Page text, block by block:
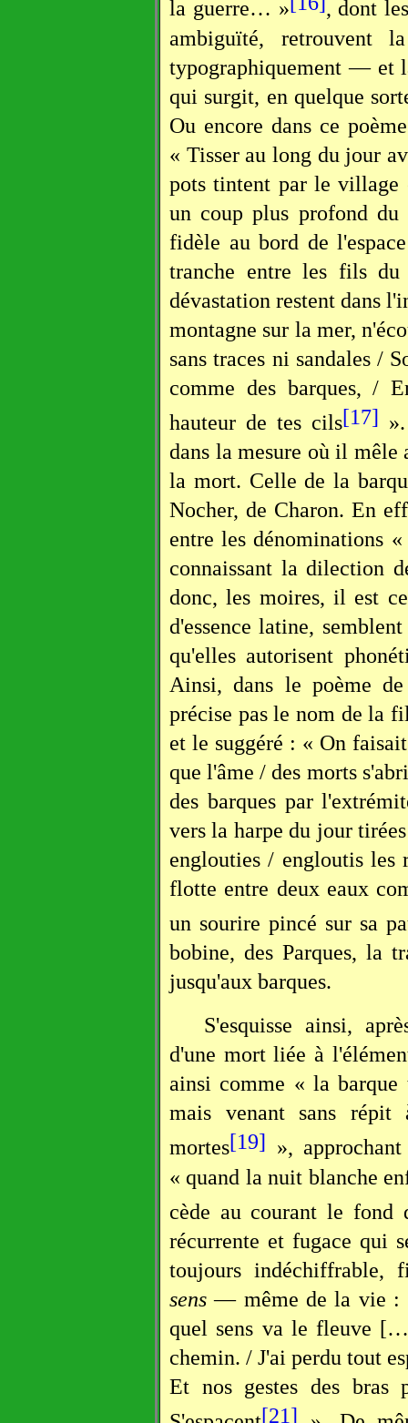
la guerre… »
, dont
ambiguïté, retrouvent
typographiquement — et
qui surgit, en quelque
Ou encore dans ce
« Tisser au long du jour
pots tintent par le village
un coup plus profond
fidèle au bord de
tranche entre les fils
dévastation restent dans
montagne sur la mer,
sans traces ni sandales /
comme des barques, /
hauteur de tes cils[17]
dans la mesure où il
la mort. Celle de la
Nocher, de Charon. En
entre les dénominations
connaissant la dilection
donc, les moires, il est
d'essence latine,
qu'elles autorisent
Ainsi, dans le poème
précise pas le nom de la
et le suggéré : « On
que l'âme / des morts
des barques par
vers la harpe du jour
englouties / engloutis les
flotte entre deux eaux
un sourire pincé sur sa
bobine, des Parques, la
jusqu'aux barques.
S'esquisse ainsi,
d'une mort liée à
ainsi comme « la
mais venant sans répit
mortes[19] »,
« quand la nuit blanche
cède au courant le fond
récurrente et fugace qui
toujours indéchiffrable,
sens — même de la vie :
quel sens va le fleuve
chemin. / J'ai perdu tout
Et nos gestes des bras
[21]